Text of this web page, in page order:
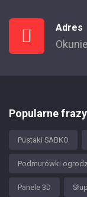
Adres
Popularne frazy
Pustaki SABKO
Podmurówki
Panele 3D